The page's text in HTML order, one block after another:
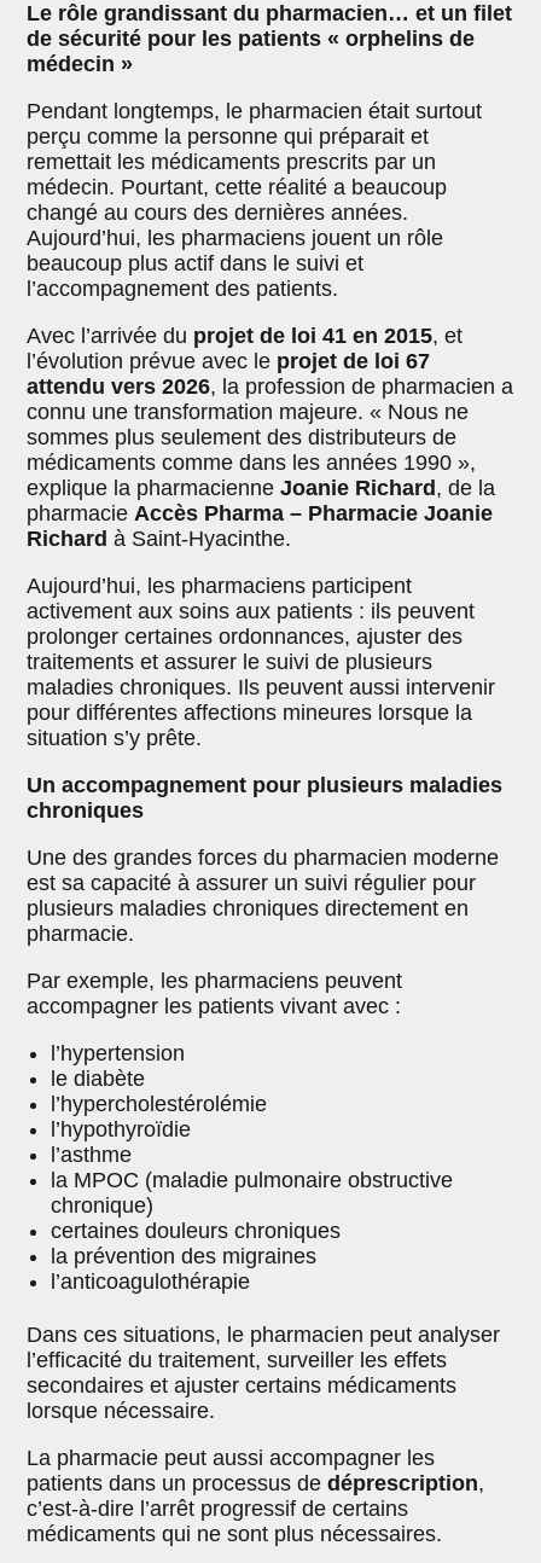
Le rôle grandissant du pharmacien… et un filet
de sécurité pour les patients « orphelins de
médecin »
Pendant longtemps, le pharmacien était surtout
perçu comme la personne qui préparait et
remettait les médicaments prescrits par un
médecin. Pourtant, cette réalité a beaucoup
changé au cours des dernières années.
Aujourd’hui, les pharmaciens jouent un rôle
beaucoup plus actif dans le suivi et
l’accompagnement des patients.
Avec l’arrivée du projet de loi 41 en 2015, et
l’évolution prévue avec le projet de loi 67
attendu vers 2026, la profession de pharmacien a
connu une transformation majeure. « Nous ne
sommes plus seulement des distributeurs de
médicaments comme dans les années 1990 »,
explique la pharmacienneJoanie Richard , de la
pharmacieAccès Pharma – Pharmacie Joanie
Richard à Saint-Hyacinthe.
Aujourd’hui, les pharmaciens participent
activement aux soins aux patients : ils peuvent
prolonger certaines ordonnances, ajuster des
traitements et assurer le suivi de plusieurs
maladies chroniques. Ils peuvent aussi intervenir
pour différentes affections mineures lorsque la
situation s’y prête.
Un accompagnement pour plusieurs maladies
chroniques
Une des grandes forces du pharmacien moderne
est sa capacité à assurer un suivi régulier pour
plusieurs maladies chroniques directement en
pharmacie.
Par exemple, les pharmaciens peuvent
accompagner les patients vivant avec :
l’hypertension
le diabète
l’hypercholestérolémie
l’hypothyroïdie
l’asthme
la MPOC (maladie pulmonaire obstructive
chronique)
certaines douleurs chroniques
la prévention des migraines
l’anticoagulothérapie
Dans ces situations, le pharmacien peut analyser
l’efficacité du traitement, surveiller les effets
secondaires et ajuster certains médicaments
lorsque nécessaire.
La pharmacie peut aussi accompagner les
patients dans un processus dedéprescription,
c’est-à-dire l’arrêt progressif de certains
médicaments qui ne sont plus nécessaires.